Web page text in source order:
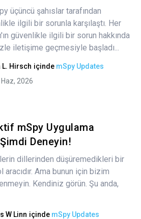
üçüncü şahıslar tarafından
ilgili bir sorunla karşılaştı. Her
güvenlikle ilgili bir sorun hakkında
iletişime geçmesiyle başladı...
L. Hirsch içinde mSpy Updates
2026
mSpy Uygulama
Deneyin!
dillerinden düşüremedikleri bir
Ama bunun için bizim
Kendiniz görün. Şu anda,
W Linn içinde mSpy Updates